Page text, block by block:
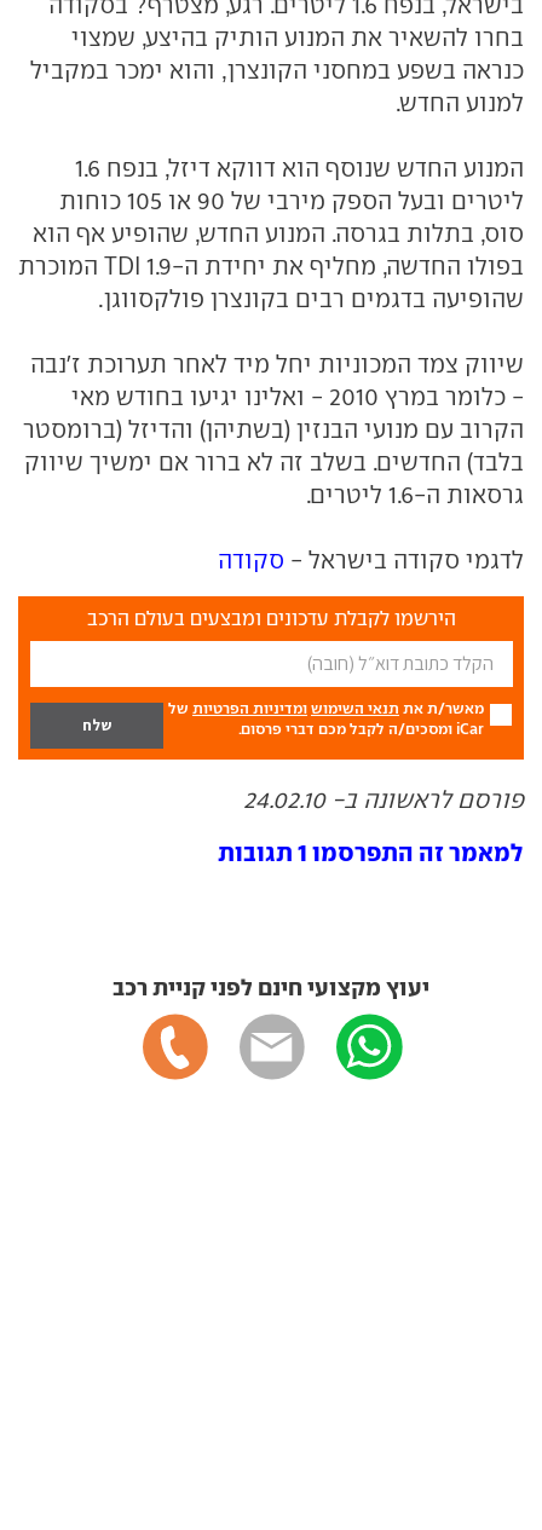
בחרו להשאיר את המנוע הותיק בהיצע, שמצוי
כנראה בשפע במחסני הקונצרן, והוא ימכר במקביל
למנוע החדש.
המנוע החדש שנוסף הוא דווקא דיזל, בנפח 1.6
ליטרים ובעל הספק מירבי של 90 או 105 כוחות
סוס, בתלות בגרסה. המנוע החדש, שהופיע אף הוא
בפולו החדשה, מחליף את יחידת ה-1.9 TDI המוכרת
שהופיעה בדגמים רבים בקונצרן פולקסווגן.
שיווק צמד המכוניות יחל מיד לאחר תערוכת ז'נבה
- כלומר במרץ 2010 - ואלינו יגיעו בחודש מאי
הקרוב עם מנועי הבנזין (בשתיהן) והדיזל (ברומסטר
בלבד) החדשים. בשלב זה לא ברור אם ימשיך שיווק
גרסאות ה-1.6 ליטרים.
לדגמי סקודה בישראל - סקודה
הירשמו לקבלת עדכונים ומבצעים בעולם הרכב
מאשר/ת את תנאי השימוש ומדיניות הפרטיות של
iCar ומסכים/ה לקבל מכם דברי פרסום.
פורסם לראשונה ב- 24.02.10
למאמר זה התפרסמו 1 תגובות
יעוץ מקצועי חינם לפני קניית רכב